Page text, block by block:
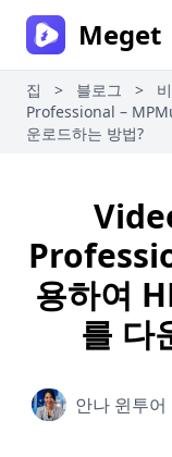
Meget
집 > 블로그 >
Professional –
운로드하는 방법?
용하여
를 다
안나 윈투어